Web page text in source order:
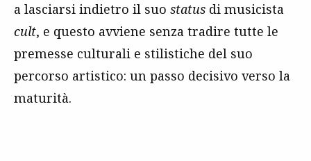
a lasciarsi indietro il suo status di musicista
cult, e questo avviene senza tradire tutte le
premesse culturali e stilistiche del suo
percorso artistico: un passo decisivo verso la
maturità.